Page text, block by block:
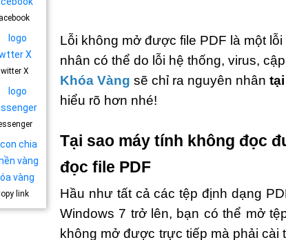
X
link
Lỗi không mở được file PDF là một
nhân có thể do lỗi hệ thống, virus,
Khóa Vàng sẽ chỉ ra nguyên nhân
hiểu rõ hơn nhé!
Tại sao máy tính không đọc
đọc file PDF
Hầu như tất cả các tệp định dạng
Windows 7 trở lên, bạn có thể mở
không mở được trực tiếp mà phải cài